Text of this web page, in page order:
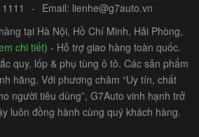
- Email: lienhe@g7auto.vn
tại Hà Nội, Hồ Chí Minh, Hải Phòng,
chi tiết) - Hỗ trợ giao hàng toàn quốc.
quy, lốp & phụ tùng ô tô. Các sản phẩm
hãng. Với phương châm “Uy tín, chất
người tiêu dùng”, G7Auto vinh hạnh trở
luôn đồng hành cùng quý khách hàng.